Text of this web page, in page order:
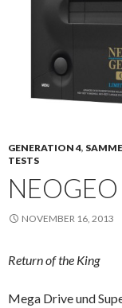
GENERATION 4,
TESTS
NOVEMBER 16, 2013
Return of the King
Mega Drive und